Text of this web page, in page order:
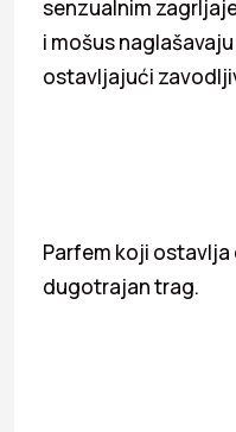
senzualnim
i mošus
ostavljajući
Parfem koji
dugotrajan trag.